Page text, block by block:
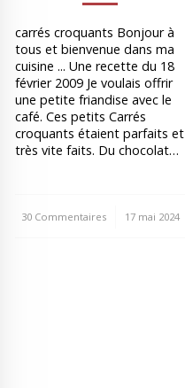
carrés croquants Bonjour à
tous et bienvenue dans ma
cuisine ... Une recette du 18
février 2009 Je voulais offrir
une petite friandise avec le
café. Ces petits Carrés
croquants étaient parfaits et
très vite faits. Du chocolat…
30 Commentaires
/ 17 mai 2024